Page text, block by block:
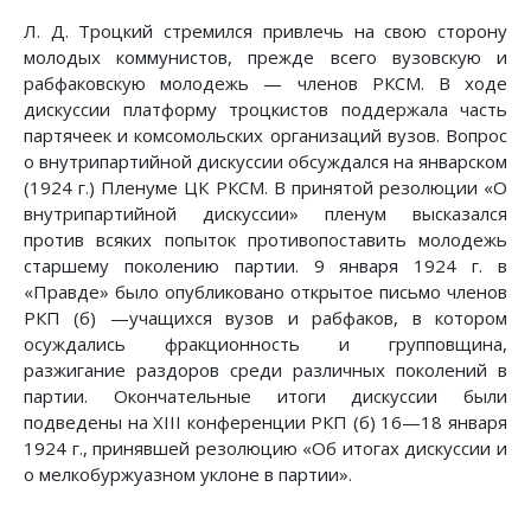
Л. Д. Троцкий стремился привлечь на свою сторону
молодых коммунистов, прежде всего вузовскую и
рабфаковскую молодежь — членов РКСМ. В ходе
дискуссии платформу троцкистов поддержала часть
партячеек и комсомольских организаций вузов. Вопрос
о внутрипартийной дискуссии обсуждался на январском
(1924 г.) Пленуме ЦК РКСМ. В принятой резолюции «О
внутрипартийной дискуссии» пленум высказался
против всяких попыток противопоставить молодежь
старшему поколению партии. 9 января 1924 г. в
«Правде» было опубликовано открытое письмо членов
РКП (б) —учащихся вузов и рабфаков, в котором
осуждались фракционность и групповщина,
разжигание раздоров среди различных поколений в
партии. Окончательные итоги дискуссии были
подведены на XIII конференции РКП (б) 16—18 января
1924 г., принявшей резолюцию «Об итогах дискуссии и
о мелкобуржуазном уклоне в партии».